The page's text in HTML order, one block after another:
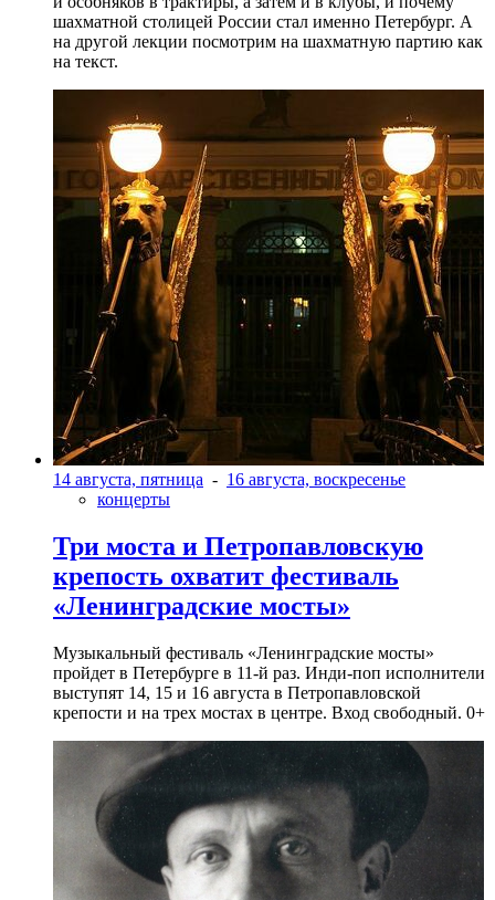
шахматной столицей России стал именно Петербург. А
на другой лекции посмотрим на шахматную партию как
на текст.
14 августа, пятница - 16 августа, воскресенье
концерты
Три моста и Петропавловскую
крепость охватит фестиваль
«Ленинградские мосты»
Музыкальный фестиваль «Ленинградские мосты»
пройдет в Петербурге в 11-й раз. Инди-поп исполнители
выступят 14, 15 и 16 августа в Петропавловской
крепости и на трех мостах в центре. Вход свободный. 0+